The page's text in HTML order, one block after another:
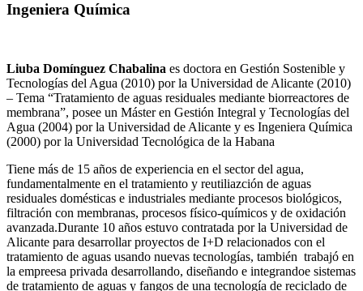
Ingeniera Química
Liuba Domínguez Chabalina es doctora en Gestión Sostenible y
Tecnologías del Agua (2010) por la Universidad de Alicante (2010)
– Tema “Tratamiento de aguas residuales mediante biorreactores de
membrana”, posee un Máster en Gestión Integral y Tecnologías del
Agua (2004) por la Universidad de Alicante y es Ingeniera Química
(2000) por la Universidad Tecnológica de la Habana
Tiene más de 15 años de experiencia en el sector del agua,
fundamentalmente en el tratamiento y reutiliazción de aguas
residuales domésticas e industriales mediante procesos biológicos,
filtración con membranas, procesos físico-químicos y de oxidación
avanzada.Durante 10 años estuvo contratada por la Universidad de
Alicante para desarrollar proyectos de I+D relacionados con el
tratamiento de aguas usando nuevas tecnologías, también trabajó en
la empreesa privada desarrollando, diseñando e integrandoe sistemas
de tratamiento de aguas y fangos de una tecnología de reciclado de